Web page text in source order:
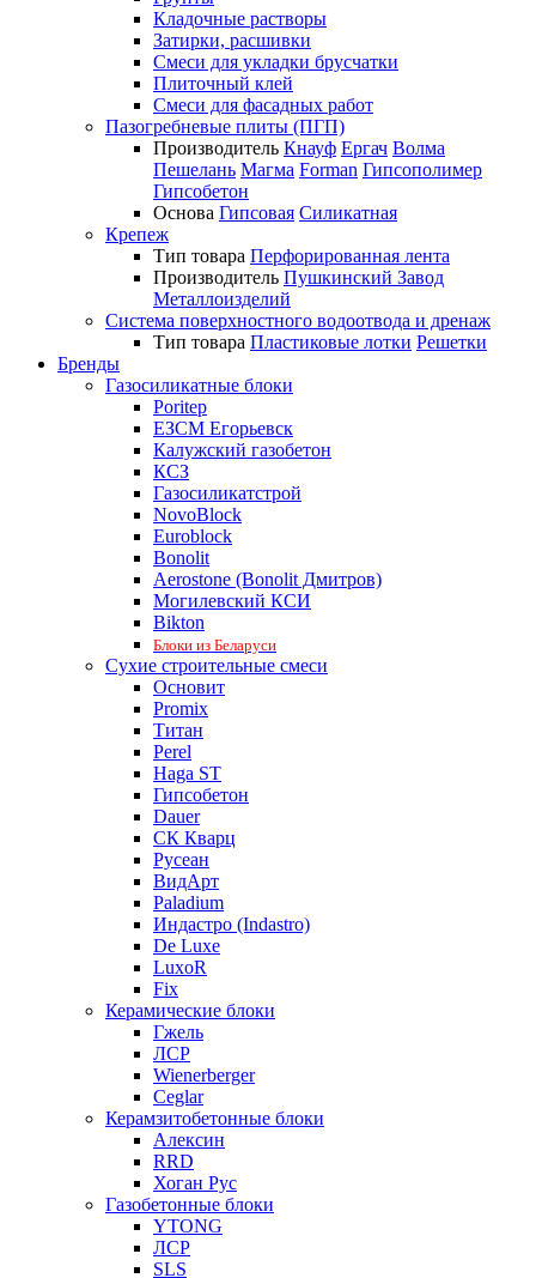
Кладочные растворы
Затирки, расшивки
Смеси для укладки брусчатки
Плиточный клей
Смеси для фасадных работ
Пазогребневые плиты (ПГП)
Производитель Кнауф Ергач Волма
Пешелань Магма Forman Гипсополимер
Гипсобетон
Основа Гипсовая Силикатная
Крепеж
Тип товара Перфорированная лента
Производитель Пушкинский Завод
Металлоизделий
Система поверхностного водоотвода и дренаж
Тип товара Пластиковые лотки Решетки
Бренды
Газосиликатные блоки
Poritep
ЕЗСМ Егорьевск
Калужский газобетон
КСЗ
Газосиликатстрой
NovoBlock
Euroblock
Bonolit
Aerostone (Bonolit Дмитров)
Могилевский КСИ
Bikton
Блоки из Беларуси
Сухие строительные смеси
Основит
Promix
Титан
Perel
Haga ST
Гипсобетон
Dauer
СК Кварц
Русеан
ВидАрт
Paladium
Индастро (Indastro)
De Luxe
LuxoR
Fix
Керамические блоки
Гжель
ЛСР
Wienerberger
Ceglar
Керамзитобетонные блоки
Алексин
RRD
Хоган Рус
Газобетонные блоки
YTONG
ЛСР
SLS